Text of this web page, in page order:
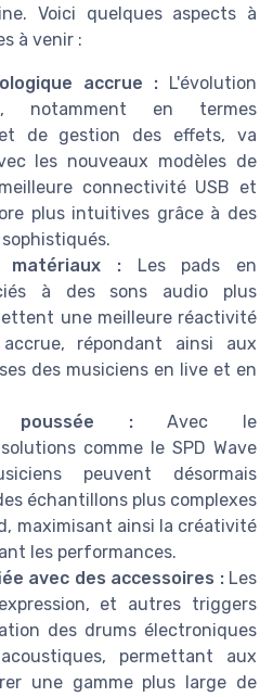
Voici quelques aspects à
à venir :
accrue : L'évolution
notamment en termes
de gestion des effets, va
les nouveaux modèles de
connectivité USB et
plus intuitives grâce à des
matériaux : Les pads en
à des sons audio plus
une meilleure réactivité
répondant ainsi aux
des musiciens en live et en
poussée :Avec le
comme le SPD Wave
peuvent désormais
échantillons plus complexes
maximisant ainsi la créativité
les performances.
avec des accessoires :Les
et autres triggers
des drums électroniques
permettant aux
une gamme plus large de